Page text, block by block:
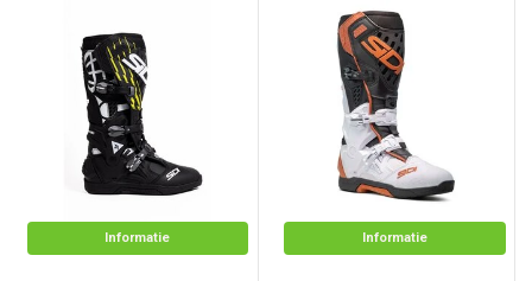
Informatie Informatie